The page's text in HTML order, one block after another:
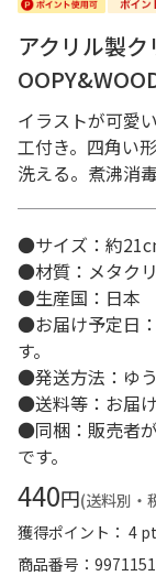
アクリル製
イラストが可愛
工付き。四角い
洗える。煮沸消
●サイズ：約
●材質：メタク
●生産国：日本
●お届け予定日
す。
●発送方法：ゆ
●送料等：お届
●同梱：販売者が
です。
440円(送料別・
獲得ポイント： 4 pt
商品番号